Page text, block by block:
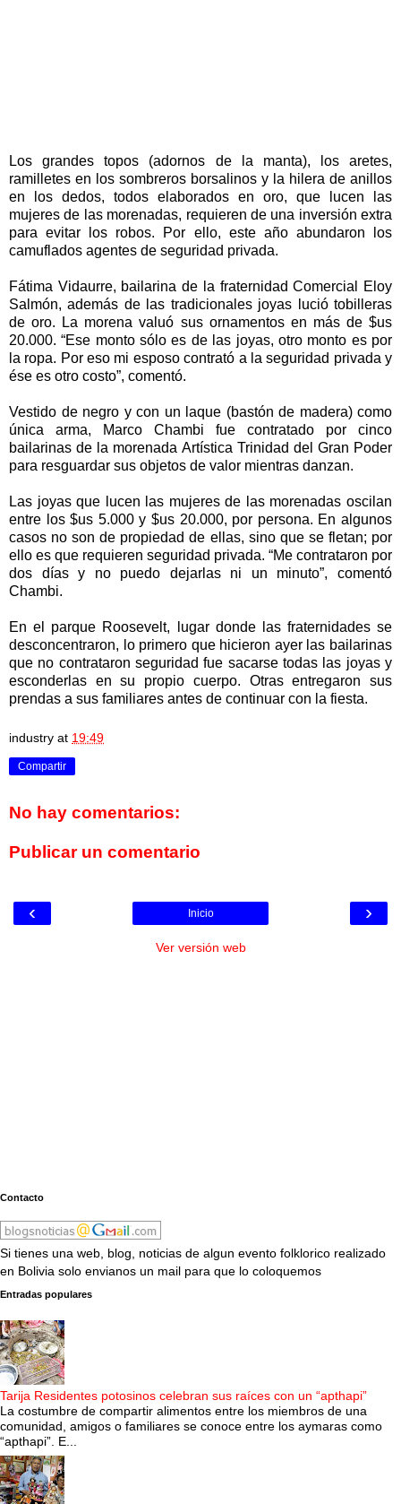
Los grandes topos (adornos de la manta), los aretes,
ramilletes en los sombreros borsalinos y la hilera de anillos
en los dedos, todos elaborados en oro, que lucen las
mujeres de las morenadas, requieren de una inversión extra
para evitar los robos. Por ello, este año abundaron los
camuflados agentes de seguridad privada.
Fátima Vidaurre, bailarina de la fraternidad Comercial Eloy
Salmón, además de las tradicionales joyas lució tobilleras
de oro. La morena valuó sus ornamentos en más de $us
20.000. “Ese monto sólo es de las joyas, otro monto es por
la ropa. Por eso mi esposo contrató a la seguridad privada y
ése es otro costo”, comentó.
Vestido de negro y con un laque (bastón de madera) como
única arma, Marco Chambi fue contratado por cinco
bailarinas de la morenada Artística Trinidad del Gran Poder
para resguardar sus objetos de valor mientras danzan.
Las joyas que lucen las mujeres de las morenadas oscilan
entre los $us 5.000 y $us 20.000, por persona. En algunos
casos no son de propiedad de ellas, sino que se fletan; por
ello es que requieren seguridad privada. “Me contrataron por
dos días y no puedo dejarlas ni un minuto”, comentó
Chambi.
En el parque Roosevelt, lugar donde las fraternidades se
desconcentraron, lo primero que hicieron ayer las bailarinas
que no contrataron seguridad fue sacarse todas las joyas y
esconderlas en su propio cuerpo. Otras entregaron sus
prendas a sus familiares antes de continuar con la fiesta.
industry at 19:49
Compartir
No hay comentarios:
Publicar un comentario
‹ ›
Inicio
Ver versión web
Contacto
Si tienes una web, blog, noticias de algun evento folklorico realizado
en Bolivia solo envianos un mail para que lo coloquemos
Entradas populares
Tarija Residentes potosinos celebran sus raíces con un “apthapi”
La costumbre de compartir alimentos entre los miembros de una
comunidad, amigos o familiares se conoce entre los aymaras como
“apthapi”. E...